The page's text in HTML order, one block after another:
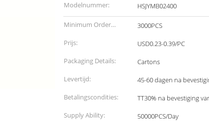
Modelnummer:
HSJYMB02400
Minimum Order
Quantity:
3000PCS
Prijs:
USD0.23-0.39/PC
Packaging Details:
Cartons
Levertijd:
45-60 dagen na
Betalingscondities:
TT30% na bevestiging
Supply Ability:
50000PCS/Day